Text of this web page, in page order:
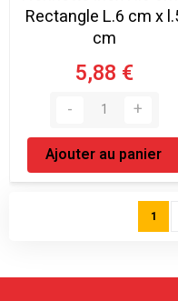
Rectangle L.6 cm x
cm
5,88 €
Ajouter au panier
Page
1